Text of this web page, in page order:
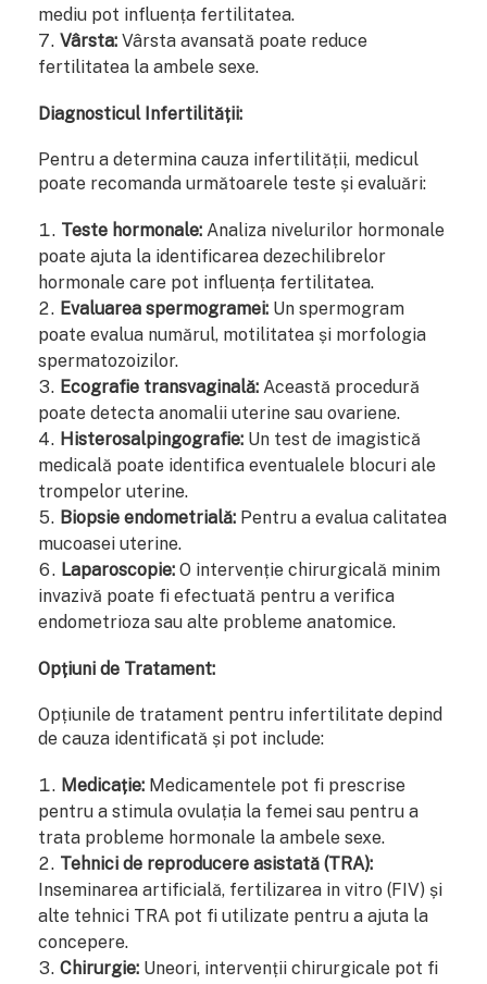
mediu pot influența fertilitatea.
Vârsta: Vârsta avansată poate reduce
fertilitatea la ambele sexe.
Diagnosticul Infertilității:
Pentru a determina cauza infertilității, medicul
poate recomanda următoarele teste și evaluări:
Teste hormonale: Analiza nivelurilor hormonale
poate ajuta la identificarea dezechilibrelor
hormonale care pot influența fertilitatea.
Evaluarea spermogramei: Un spermogram
poate evalua numărul, motilitatea și morfologia
spermatozoizilor.
Ecografie transvaginală: Această procedură
poate detecta anomalii uterine sau ovariene.
Histerosalpingografie: Un test de imagistică
medicală poate identifica eventualele blocuri ale
trompelor uterine.
Biopsie endometrială: Pentru a evalua calitatea
mucoasei uterine.
Laparoscopie: O intervenție chirurgicală minim
invazivă poate fi efectuată pentru a verifica
endometrioza sau alte probleme anatomice.
Opțiuni de Tratament:
Opțiunile de tratament pentru infertilitate depind
de cauza identificată și pot include:
Medicație: Medicamentele pot fi prescrise
pentru a stimula ovulația la femei sau pentru a
trata probleme hormonale la ambele sexe.
Tehnici de reproducere asistată (TRA):
Inseminarea artificială, fertilizarea in vitro (FIV) și
alte tehnici TRA pot fi utilizate pentru a ajuta la
concepere.
Chirurgie: Uneori, intervenții chirurgicale pot fi